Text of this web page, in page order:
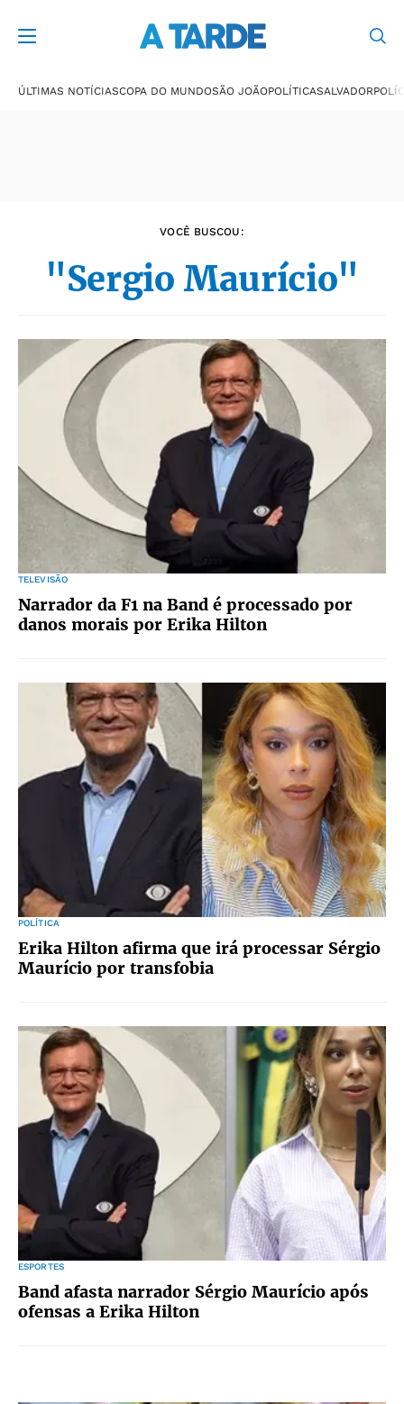
ÚLTIMAS NOTÍCIASCOPA DO MUNDOSÃO JOÃOPOLÍTICASALVADOR
VOCÊ BUSCOU:
"Sergio Maurício"
TELEVISÃO
Narrador da F1 na Band é processado por
danos morais por Erika Hilton
POLÍTICA
Erika Hilton afirma que irá processar Sérgio
Maurício por transfobia
ESPORTES
Band afasta narrador Sérgio Maurício após
ofensas a Erika Hilton